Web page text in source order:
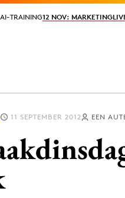
TRAINING12 NOV:
TRAINING12 NOV:
11 SEPTEMBER 2012 EEN